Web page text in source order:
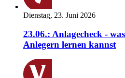
Dienstag, 23. Juni 2026
23.06.: Anlagecheck -
Anlegern lernen kannst